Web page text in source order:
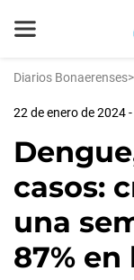
Diarios Bonaerenses>
22 de enero de 2024
casos:
una
87%